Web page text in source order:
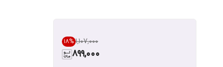
۱٬۱۰۷٬۰۰۰ 18%
899,000